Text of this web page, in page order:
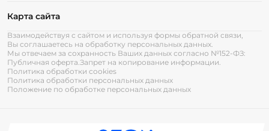
Карта сайта
Взаимодействуя с сайтом и используя формы обратной связи,
Вы соглашаетесь на обработку персональных данных.
Мы отвечаем за сохранность Ваших данных согласно №152-ФЗ:
Публичная оферта.Запрет на копирование информации.
Политика обработки cookies
Политика обработки персональных данных
Положение по обработке персональных данных